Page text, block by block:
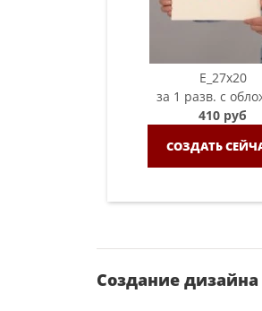
E_27x20
за 1 разв. с
410 руб
СОЗДАТЬ
Создание